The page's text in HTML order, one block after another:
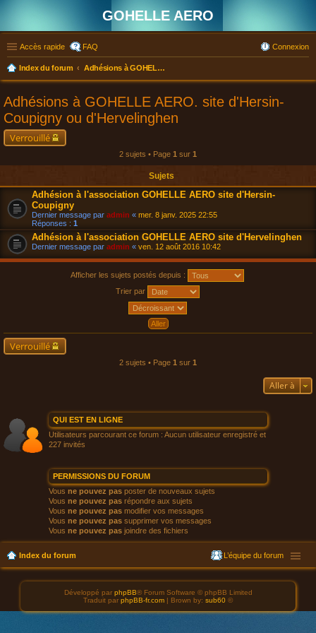
GOHELLE AERO
Accès rapide FAQ Connexion
Index du forum Adhésions à GOHELLE AERO. site d'Hersin-Coupigny ou d'Hervelinghen
Adhésions à GOHELLE AERO. site d'Hersin-
Coupigny ou d'Hervelinghen
Verrouillé
2 sujets • Page 1 sur 1
Sujets
Adhésion à l'association GOHELLE AERO site d'Hersin-
Coupigny
Dernier message par admin « mer. 8 janv. 2025 22:55
Réponses : 1
Adhésion à l'association GOHELLE AERO site d'Hervelinghen
Dernier message par admin « ven. 12 août 2016 10:42
Afficher les sujets postés depuis :
Trier par
Verrouillé
2 sujets • Page 1 sur 1
Aller à
QUI EST EN LIGNE
Utilisateurs parcourant ce forum : Aucun utilisateur enregistré et
227 invités
PERMISSIONS DU FORUM
Vous ne pouvez pas poster de nouveaux sujets
Vous ne pouvez pas répondre aux sujets
Vous ne pouvez pas modifier vos messages
Vous ne pouvez pas supprimer vos messages
Vous ne pouvez pas joindre des fichiers
Index du forum L’équipe du forum
Développé par phpBB® Forum Software © phpBB Limited
Traduit par phpBB-fr.com | Brown by: sub60 ©